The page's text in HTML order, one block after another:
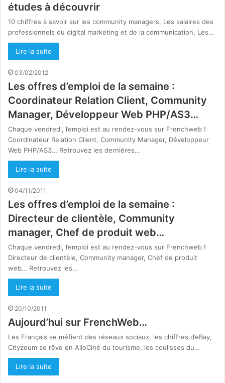
études à découvrir
10 chiffres à savoir sur les community managers, Les salaires des
professionnels du digital marketing et de la communication, Les…
Lire la suite
03/02/2012
Les offres d’emploi de la semaine :
Coordinateur Relation Client, Community
Manager, Développeur Web PHP/AS3…
Chaque vendredi, l’emploi est au rendez-vous sur Frenchweb !
Coordinateur Relation Client, Community Manager, Développeur
Web PHP/AS3… Retrouvez les dernières…
Lire la suite
04/11/2011
Les offres d’emploi de la semaine :
Directeur de clientèle, Community
manager, Chef de produit web…
Chaque vendredi, l’emploi est au rendez-vous sur Frenchweb !
Directeur de clientèle, Community manager, Chef de produit
web… Retrouvez les…
Lire la suite
20/10/2011
Aujourd’hui sur FrenchWeb…
Les Français se méfient des réseaux sociaux, les chiffres d’eBay,
Cityzeum se rêve en AlloCiné du tourisme, les coulisses du…
Lire la suite